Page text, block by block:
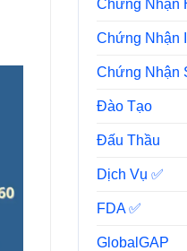
Chứng Nhận
Chứng Nhận
Chứng Nhận
Đào Tạo
Đấu Thầu
Dịch Vụ ✅
FDA ✅
GlobalGAP